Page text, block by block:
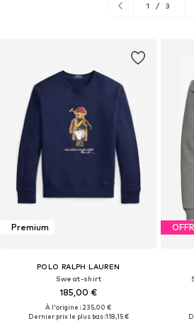
Premium
POLO RALPH LAUREN
Sweat-shirt
185,00 €
À l'origine : 235,00 €
Dernier prix le plus bas :118,15 €
1 / 3